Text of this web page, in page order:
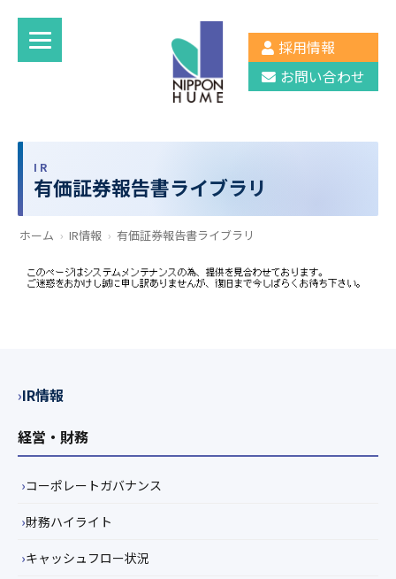
採用情報
お問い合わせ
IR
有価証券報告書ライブラリ
ホーム › IR情報 › 有価証券報告書ライブラリ
IR情報
経営・財務
コーポレートガバナンス
財務ハイライト
キャッシュフロー状況